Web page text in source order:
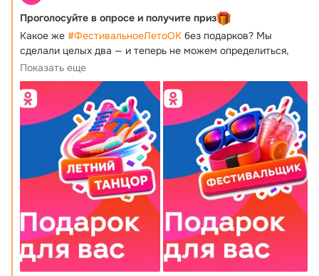
Первый подарок получают:
https://ok.ru/profile/560192765440
https://ok.ru/profile/505973282175
https://ok.ru/profile/575605164528
Второй подарок получают:
https://ok.ru/profile/528272130905
https://ok.ru/profile/910478476554
https://ok.ru/profile/350984955455
Спасибо за участие! Кстати, #ФестивальноеЛетоОК
продолжается
Проголосуйте в опросе и получите приз
Какое же #ФестивальноеЛетоОК без подарков? Мы
сделали целых два — и теперь не можем определиться,
какой лучше
Показать еще